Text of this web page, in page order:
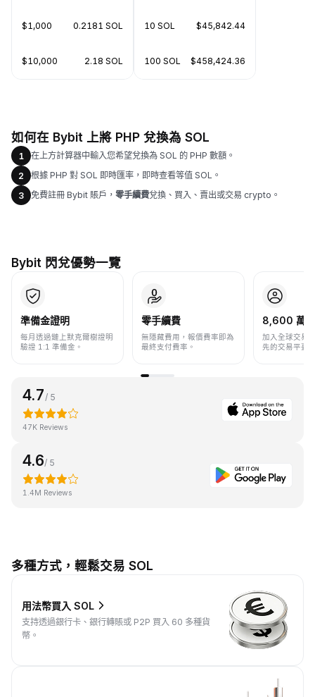
$1,000 0.2181 SOL
$10,000 2.18 SOL
10 SOL $45,842.44
100 SOL $458,424.36
如何在 Bybit 上將 PHP 兌換為 SOL
1
在上方計算器中輸入您希望兌換為 SOL 的 PHP 數額。
2
根據 PHP 對 SOL 即時匯率，即時查看等值 SOL。
3
免費註冊 Bybit 賬戶， 零手續費兌換、買入、賣出或交易 crypto。
Bybit 閃兌優勢一覽
準備金證明
每月透過鏈上默克爾樹證明
驗證 1:1 準備金。
零手續費
無隱藏費用，報價費率即為
最終支付費率。
8,600 萬+
加入全球交易
先的交易平臺
4.7/ 5
47K Reviews
4.6/ 5
1.4M Reviews
多種方式，輕鬆交易 SOL
用法幣買入 SOL
支持透過銀行卡、銀行轉賬或 P2P 買入 60 多種貨
幣。